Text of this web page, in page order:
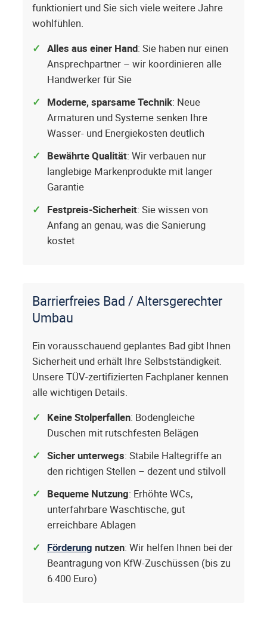
funktioniert und Sie sich viele weitere Jahre
wohlfühlen.
Alles aus einer Hand: Sie haben nur einen
Ansprechpartner – wir koordinieren alle
Handwerker für Sie
Moderne, sparsame Technik: Neue
Armaturen und Systeme senken Ihre
Wasser- und Energiekosten deutlich
Bewährte Qualität: Wir verbauen nur
langlebige Markenprodukte mit langer
Garantie
Festpreis-Sicherheit: Sie wissen von
Anfang an genau, was die Sanierung
kostet
Barrierfreies Bad / Altersgerechter
Umbau
Ein vorausschauend geplantes Bad gibt Ihnen
Sicherheit und erhält Ihre Selbstständigkeit.
Unsere TÜV-zertifizierten Fachplaner kennen
alle wichtigen Details.
Keine Stolperfallen: Bodengleiche
Duschen mit rutschfesten Belägen
Sicher unterwegs: Stabile Haltegriffe an
den richtigen Stellen – dezent und stilvoll
Bequeme Nutzung: Erhöhte WCs,
unterfahrbare Waschtische, gut
erreichbare Ablagen
Förderung nutzen: Wir helfen Ihnen bei der
Beantragung von KfW-Zuschüssen (bis zu
6.400 Euro)